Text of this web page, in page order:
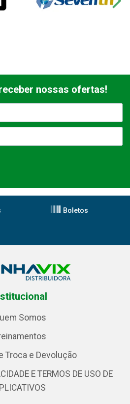
nossas ofertas!
Boletos
Somos
Troca e Devolução
E TERMOS DE USO DE